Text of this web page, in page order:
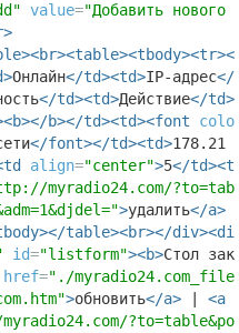
value="Добавить нового
Онлайн</td><td>IP-адрес</
</td><td>Действие</td>
b></td><td><font
colo
</font></td><td>178.21
align="center">5</td><t
myradio24.com/?to=tab
>удалить</a>
table><br></div><di
id="listform"><b>Стол зак
href="./myradio24.com_file
>обновить</a>
<a
?to=table&po